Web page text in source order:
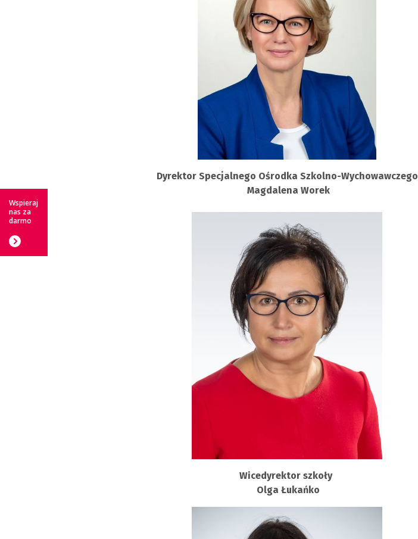
Dyrektor Specjalnego Ośrodka Szkolno-Wychowawczego
Magdalena Worek
Wicedyrektor szkoły
Olga Łukańko
Wspieraj
nas za
darmo